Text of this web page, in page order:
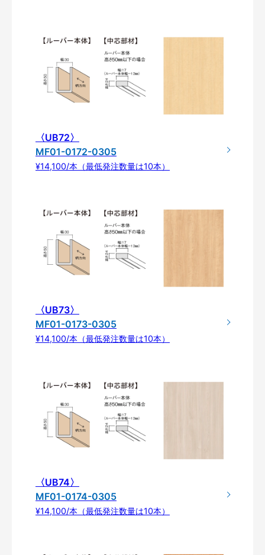
〈UB72〉
MF01-0172-0305
¥14,100/本（最低発注数量は10本）
〈UB73〉
MF01-0173-0305
¥14,100/本（最低発注数量は10本）
〈UB74〉
MF01-0174-0305
¥14,100/本（最低発注数量は10本）